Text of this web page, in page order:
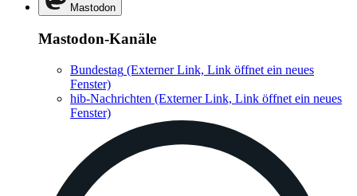
Mastodon
Mastodon-Kanäle
Bundestag (Externer Link, Link öffnet ein neues
Fenster)
hib-Nachrichten (Externer Link, Link öffnet ein neues
Fenster)